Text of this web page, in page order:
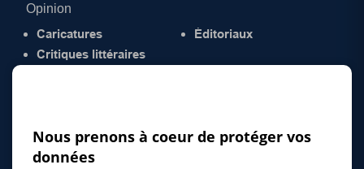
Opinion
Caricatures
Critiques littéraires
Éditoriaux
Nous prenons à coeur de protéger vos
données